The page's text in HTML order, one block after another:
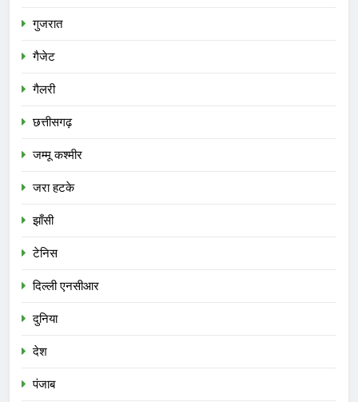
गुजरात
गैजेट
गैलरी
छत्तीसगढ़
जम्मू कश्मीर
जरा हटके
झाँसी
टेनिस
दिल्ली एनसीआर
दुनिया
देश
पंजाब